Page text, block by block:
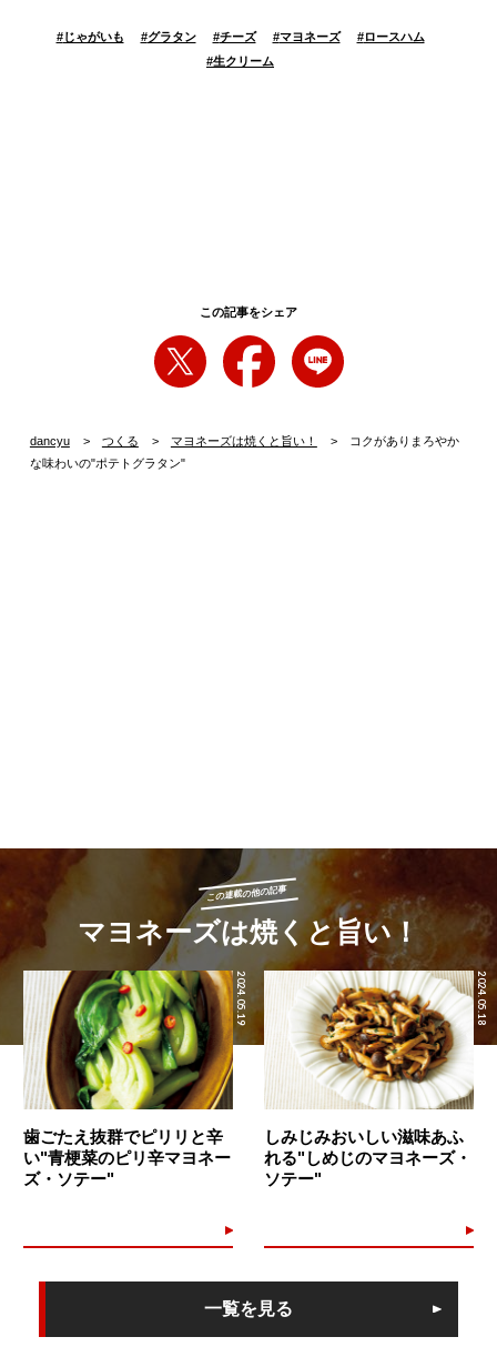
#じゃがいも #グラタン #チーズ #マヨネーズ #ロースハム
#生クリーム
この記事をシェア
dancyu つくる マヨネーズは焼くと旨い！
コクがありまろやか
な味わいの"ポテトグラタン"
この連載の他の記事
マヨネーズは焼くと旨い！
2024.05.19
歯ごたえ抜群でピリリと辛
い"青梗菜のピリ辛マヨネー
ズ・ソテー"
2024.05.18
しみじみおいしい滋味あふ
れる"しめじのマヨネーズ・
ソテー"
一覧を見る